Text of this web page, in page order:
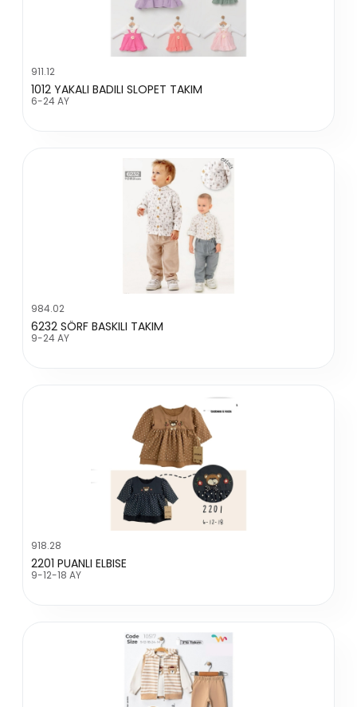
911.12
1012 YAKALI BADILI SLOPET TAKIM
6-24 AY
984.02
6232 SÖRF BASKILI TAKIM
9-24 AY
918.28
2201 PUANLI ELBISE
9-12-18 AY